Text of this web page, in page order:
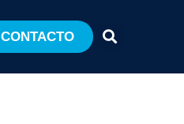
CONTACTO